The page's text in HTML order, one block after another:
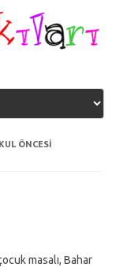
ÖNCESI
masalı, Bahar